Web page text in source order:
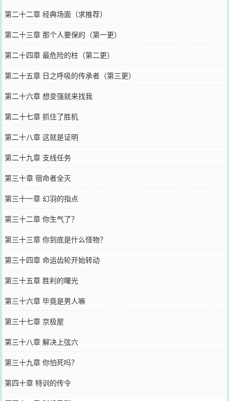
第二十二章 经典场面（求推荐）
第二十三章 那个人要保的（第一更）
第二十四章 最危险的柱（第二更）
第二十五章 日之呼吸的传承者（第三更）
第二十六章 想变强就来找我
第二十七章 抓住了胜机
第二十八章 这就是证明
第二十九章 支线任务
第三十章 宿命者全灭
第三十一章 幻羽的指点
第三十二章 你生气了？
第三十三章 你到底是什么怪物？
第三十四章 命运齿轮开始转动
第三十五章 胜利的曙光
第三十六章 毕竟是男人嘛
第三十七章 京极屋
第三十八章 解决上弦六
第三十九章 你怕死吗？
第四十章 特训的传令